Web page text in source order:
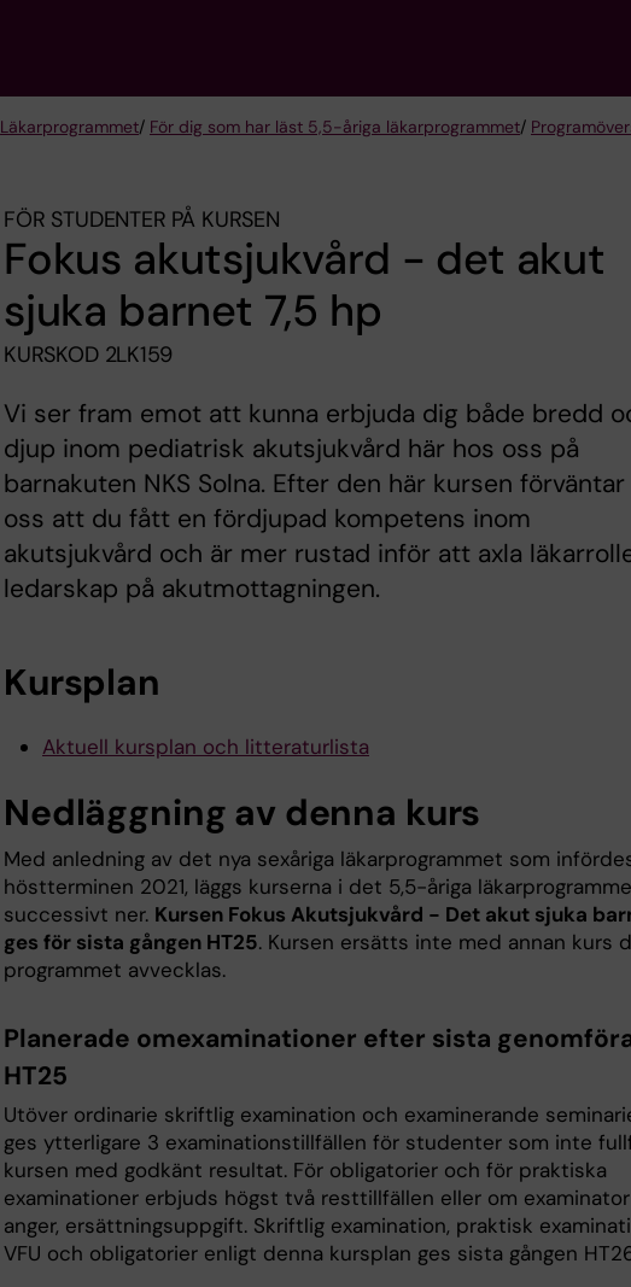
Läkarprogrammet/ För dig som har läst 5,5-åriga läkarprogrammet/
FÖR STUDENTER PÅ KURSEN
Fokus akutsjukvård - det akut
sjuka barnet 7,5 hp
KURSKOD 2LK159
Vi ser fram emot att kunna erbjuda dig både bredd
djup inom pediatrisk akutsjukvård här hos oss på
barnakuten NKS Solna. Efter den här kursen förväntar
oss att du fått en fördjupad kompetens inom
akutsjukvård och är mer rustad inför att axla
ledarskap på akutmottagningen.
Kursplan
Aktuell kursplan och litteraturlista
Nedläggning av denna kurs
Med anledning av det nya sexåriga läkarprogrammet som
höstterminen 2021, läggs kurserna i det 5,5-åriga
successivt ner. Kursen Fokus Akutsjukvård - Det akut sjuka
ges för sista gången HT25. Kursen ersätts inte med annan kurs
programmet avvecklas.
Planerade omexaminationer efter sista
HT25
Utöver ordinarie skriftlig examination och examinerande
ges ytterligare 3 examinationstillfällen för studenter som inte
kursen med godkänt resultat. För obligatorier och för praktiska
examinationer erbjuds högst två resttillfällen eller om
anger, ersättningsuppgift. Skriftlig examination, praktisk
VFU och obligatorier enligt denna kursplan ges sista gången